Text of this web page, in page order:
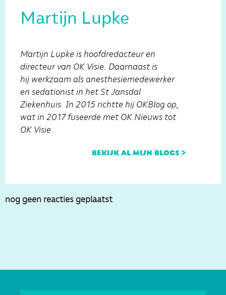
Martijn Lupke
Martijn Lupke is hoofdredacteur en
directeur van OK Visie. Daarnaast is
hij werkzaam als anesthesiemedewerker
en sedationist in het St Jansdal
Ziekenhuis. In 2015 richtte hij OKBlog op,
wat in 2017 fuseerde met OK Nieuws tot
OK Visie.
bekijk al mijn blogs >
nog geen reacties geplaatst